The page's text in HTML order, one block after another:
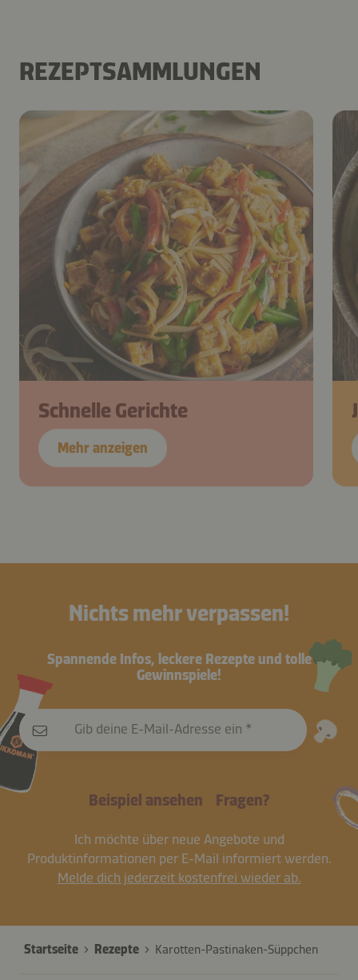
REZEPTSAMMLUNGEN
Schnelle Gerichte
Mehr anzeigen
Nichts mehr verpassen!
Spannende Infos, leckere Rezepte und tolle
Gewinnspiele!
Gib deine E-Mail-Adresse ein
Beispiel ansehen Fragen?
Ich möchte über neue Angebote und
Produktinformationen per E-Mail informiert werden.
Melde dich jederzeit kostenfrei wieder ab.
Startseite Rezepte Karotten-Pastinaken-Süppchen